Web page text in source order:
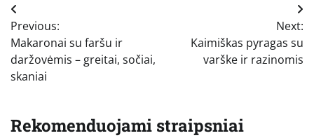
Navigacija
tarp
įrašų
Previous:
Makaronai su faršu ir
daržovėmis – greitai, sočiai,
skaniai
Next:
Kaimiškas pyragas su
varške ir razinomis
Rekomenduojami straipsniai